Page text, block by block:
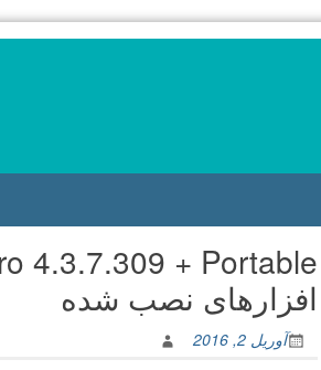
افزارهای نصب شده
آوریل 2, 2016